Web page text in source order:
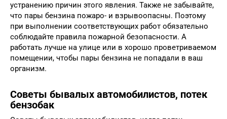
устранению причин этого явления. Также не забывайте,
что пары бензина пожаро- и взрывоопасны. Поэтому
при выполнении соответствующих работ обязательно
соблюдайте правила пожарной безопасности. А
работать лучше на улице или в хорошо проветриваемом
помещении, чтобы пары бензина не попадали в ваш
организм.
Советы бывалых автомобилистов, потек
бензобак